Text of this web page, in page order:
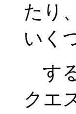
たり
いく
す
クエ